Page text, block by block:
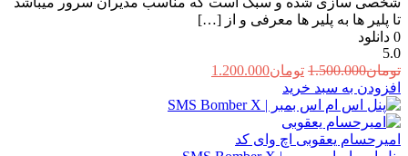
تا پلیر ها به پلیر ها معرفی و از […]
0 دانلود
5.0
تومان1.500.000 قیمت
اصلی:
تومان1.500.000
بود.
تومان1.200.000
تومان1.200.000.
افزودن به سبد خرید
امیرحسام یعقوبی اچ وای کد